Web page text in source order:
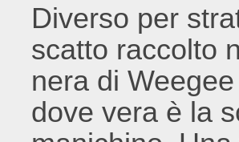
Diverso per
scatto raccolto
nera di
dove vera è la